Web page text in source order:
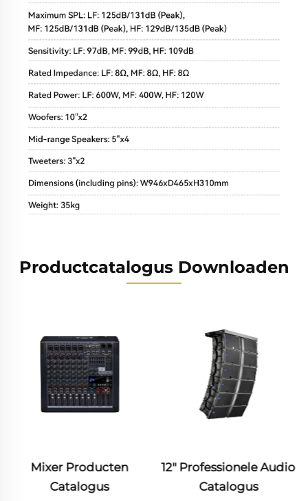
Productcatalogus Downloaden
12" Professionele Audio
Catalogus
Catalogus van
burgerlijke audio-